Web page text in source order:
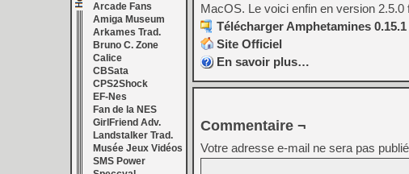
Arcade Fans
Amiga Museum
Arkames Trad.
Bruno C. Zone
Calice
CBSata
CPS2Shock
EF-Nes
Fan de la NES
GirlFriend Adv.
Landstalker Trad.
Musée Jeux Vidéos
SMS Power
MacOS. Le voici enfin en version 2.5.0
Télécharger Amphetamines
Site Officiel
En savoir plus…
Commentaire ¬
Votre adresse e-mail ne sera pas